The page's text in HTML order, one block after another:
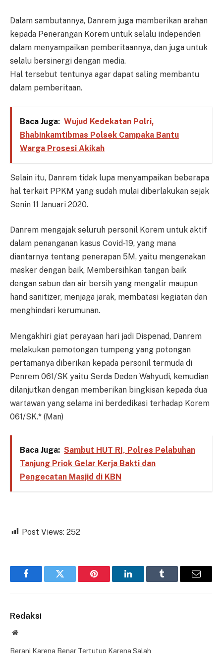
Dalam sambutannya, Danrem juga memberikan arahan
kepada Penerangan Korem untuk selalu independen
dalam menyampaikan pemberitaannya, dan juga untuk
selalu bersinergi dengan media.
Hal tersebut tentunya agar dapat saling membantu
dalam pemberitaan.
Baca Juga: Wujud Kedekatan Polri,
Bhabinkamtibmas Polsek Campaka Bantu
Warga Prosesi Akikah
Selain itu, Danrem tidak lupa menyampaikan beberapa
hal terkait PPKM yang sudah mulai diberlakukan sejak
Senin 11 Januari 2020.
Danrem mengajak seluruh personil Korem untuk aktif
dalam penanganan kasus Covid-19, yang mana
diantarnya tentang penerapan 5M, yaitu mengenakan
masker dengan baik, Membersihkan tangan baik
dengan sabun dan air bersih yang mengalir maupun
hand sanitizer, menjaga jarak, membatasi kegiatan dan
menghindari kerumunan.
Mengakhiri giat perayaan hari jadi Dispenad, Danrem
melakukan pemotongan tumpeng yang potongan
pertamanya diberikan kepada personil termuda di
Penrem 061/SK yaitu Serda Deden Wahyudi, kemudian
dilanjutkan dengan memberikan bingkisan kepada dua
wartawan yang selama ini berdedikasi terhadap Korem
061/SK.* (Man)
Baca Juga: Sambut HUT RI, Polres Pelabuhan
Tanjung Priok Gelar Kerja Bakti dan
Pengecatan Masjid di KBN
Post Views: 252
FacebookTwitter Pinterest LinkedInTumblr Email
Redaksi
Website
Berani Karena Benar Tertutup Karena Salah